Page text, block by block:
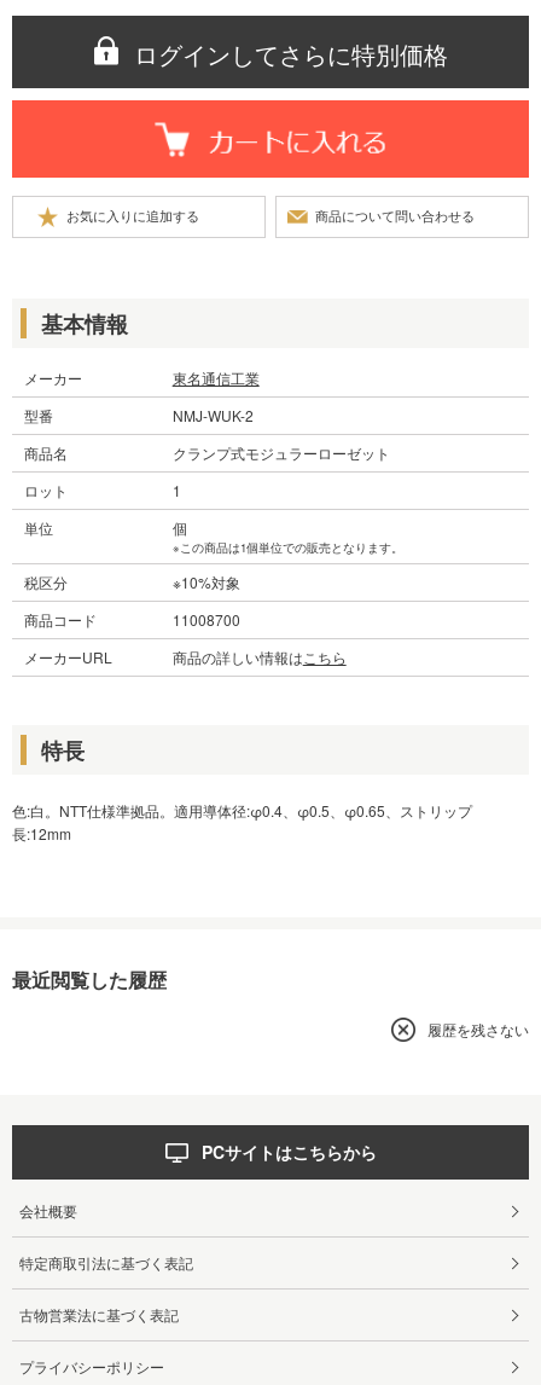
ログインしてさらに特別価格
基本情報
メーカー
東名通信工業
型番
NMJ-WUK-2
商品名
クランプ式モジュラーローゼット
ロット
1
単位
個
※この商品は1個単位での販売となります。
税区分
※10%対象
商品コード
11008700
メーカーURL
商品の詳しい情報は こちら
特長
色:白。NTT仕様準拠品。適用導体径:φ0.4、φ0.5、φ0.65、ストリップ
長:12mm
最近閲覧した履歴
履歴を残さない
PCサイトはこちらから
会社概要
特定商取引法に基づく表記
古物営業法に基づく表記
プライバシーポリシー